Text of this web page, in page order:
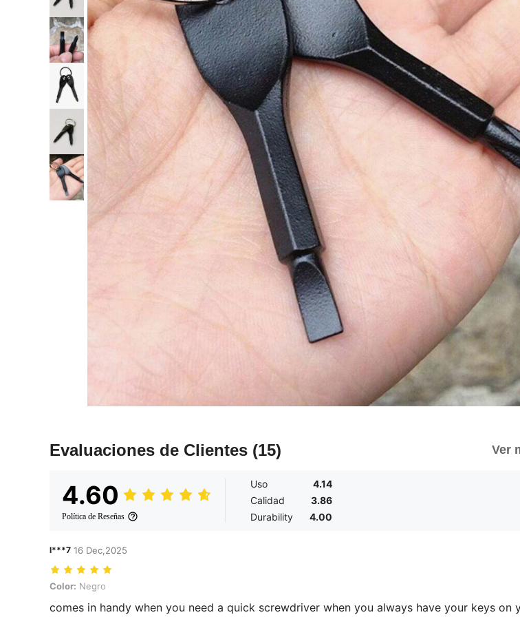
Evaluaciones de Clientes (15) Ver
4.60
Política de Reseñas
Uso
4.14
Calidad
3.86
Durability
4.00
l***7 16 Dec,2025
Color: Negro
Color: Negro
comes in handy when you need a quick screwdriver when you always have your keys on